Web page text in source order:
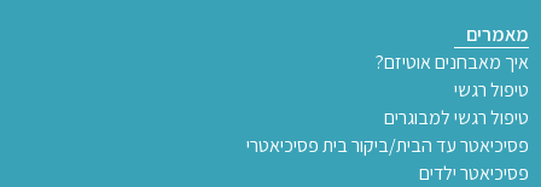
מאמרים
איך מאבחנים אוטיזם?
טיפול רגשי
טיפול רגשי למבוגרים
פסיכיאטר עד הבית/ביקור בית פסיכיאטרי
פסיכיאטר ילדים